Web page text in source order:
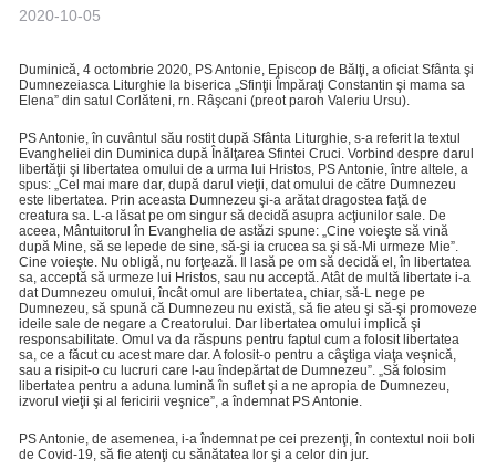
2020-10-05
Duminică, 4 octombrie 2020, PS Antonie, Episcop de Bălţi, a oficiat Sfânta şi
Dumnezeiasca Liturghie la biserica „Sfinţii Împăraţi Constantin şi mama sa
Elena” din satul Corlăteni, rn. Râşcani (preot paroh Valeriu Ursu).
PS Antonie, în cuvântul său rostit după Sfânta Liturghie, s-a referit la textul
Evangheliei din Duminica după Înălţarea Sfintei Cruci. Vorbind despre darul
libertăţii şi libertatea omului de a urma lui Hristos, PS Antonie, între altele, a
spus: „Cel mai mare dar, după darul vieţii, dat omului de către Dumnezeu
este libertatea. Prin aceasta Dumnezeu şi-a arătat dragostea faţă de
creatura sa. L-a lăsat pe om singur să decidă asupra acţiunilor sale. De
aceea, Mântuitorul în Evanghelia de astăzi spune: „Cine voieşte să vină
după Mine, să se lepede de sine, să-şi ia crucea sa şi să-Mi urmeze Mie”.
Cine voieşte. Nu obligă, nu forţează. Îl lasă pe om să decidă el, în libertatea
sa, acceptă să urmeze lui Hristos, sau nu acceptă. Atât de multă libertate i-a
dat Dumnezeu omului, încât omul are libertatea, chiar, să-L nege pe
Dumnezeu, să spună că Dumnezeu nu există, să fie ateu şi să-şi promoveze
ideile sale de negare a Creatorului. Dar libertatea omului implică şi
responsabilitate. Omul va da răspuns pentru faptul cum a folosit libertatea
sa, ce a făcut cu acest mare dar. A folosit-o pentru a câştiga viaţa veşnică,
sau a risipit-o cu lucruri care l-au îndepărtat de Dumnezeu”. „Să folosim
libertatea pentru a aduna lumină în suflet şi a ne apropia de Dumnezeu,
izvorul vieţii şi al fericirii veşnice”, a îndemnat PS Antonie.
PS Antonie, de asemenea, i-a îndemnat pe cei prezenţi, în contextul noii boli
de Covid-19, să fie atenţi cu sănătatea lor şi a celor din jur.